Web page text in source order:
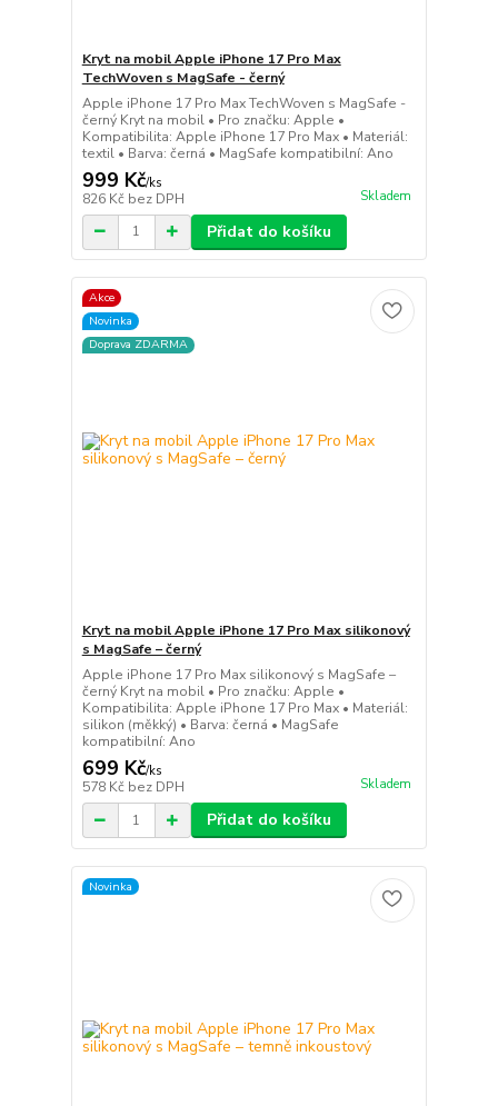
Kryt na mobil Apple iPhone 17 Pro Max
TechWoven s MagSafe - černý
Apple iPhone 17 Pro Max TechWoven s MagSafe -
černý Kryt na mobil • Pro značku: Apple •
Kompatibilita: Apple iPhone 17 Pro Max • Materiál:
textil • Barva: černá • MagSafe kompatibilní: Ano
999 Kč/ks
826 Kč bez DPH Skladem
Přidat do košíku
Akce
Novinka
Doprava ZDARMA
Kryt na mobil Apple iPhone 17 Pro Max silikonový
s MagSafe – černý
Apple iPhone 17 Pro Max silikonový s MagSafe –
černý Kryt na mobil • Pro značku: Apple •
Kompatibilita: Apple iPhone 17 Pro Max • Materiál:
silikon (měkký) • Barva: černá • MagSafe
kompatibilní: Ano
699 Kč/ks
578 Kč bez DPH Skladem
Přidat do košíku
Novinka